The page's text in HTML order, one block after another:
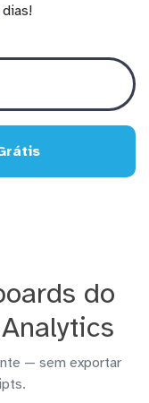
do
— sem exportar